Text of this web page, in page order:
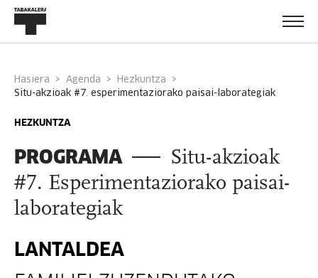
Hasiera Agenda
Hezkuntza
situ-akzioak #7. esperimentaziorako paisai-laborategiak
HEZKUNTZA
PROGRAMA
Situ-akzioak
#7. Esperimentaziorako paisai-
laborategiak
LANTALDEA